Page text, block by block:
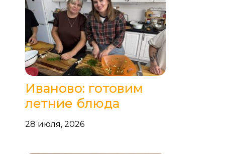
Иваново: готовим
летние блюда
28 июля, 2026